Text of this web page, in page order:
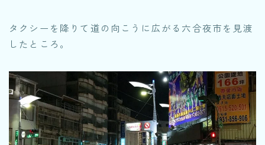
タクシーを降りて道の向こうに広がる六合夜市を見渡
したところ。